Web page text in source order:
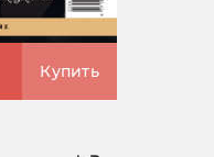
Купить